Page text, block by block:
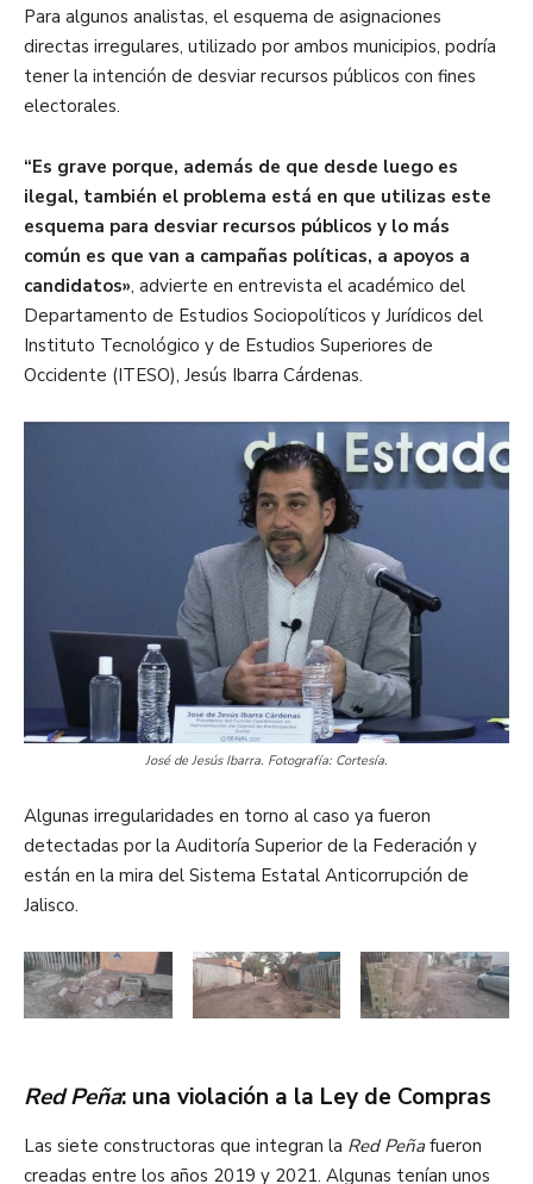
Para algunos analistas, el esquema de asignaciones
directas irregulares, utilizado por ambos municipios, podría
tener la intención de desviar recursos públicos con fines
electorales.
“Es grave porque, además de que desde luego es
ilegal, también el problema está en que utilizas este
esquema para desviar recursos públicos y lo más
común es que van a campañas políticas, a apoyos a
candidatos», advierte en entrevista el académico del
Departamento de Estudios Sociopolíticos y Jurídicos del
Instituto Tecnológico y de Estudios Superiores de
Occidente (ITESO), Jesús Ibarra Cárdenas.
José de Jesús Ibarra. Fotografía: Cortesía.
Algunas irregularidades en torno al caso ya fueron
detectadas por la Auditoría Superior de la Federación y
están en la mira del Sistema Estatal Anticorrupción de
Jalisco.
Red Peña: una violación a la Ley de Compras
Las siete constructoras que integran la Red Peñafueron
creadas entre los años 2019 y 2021. Algunas tenían unos